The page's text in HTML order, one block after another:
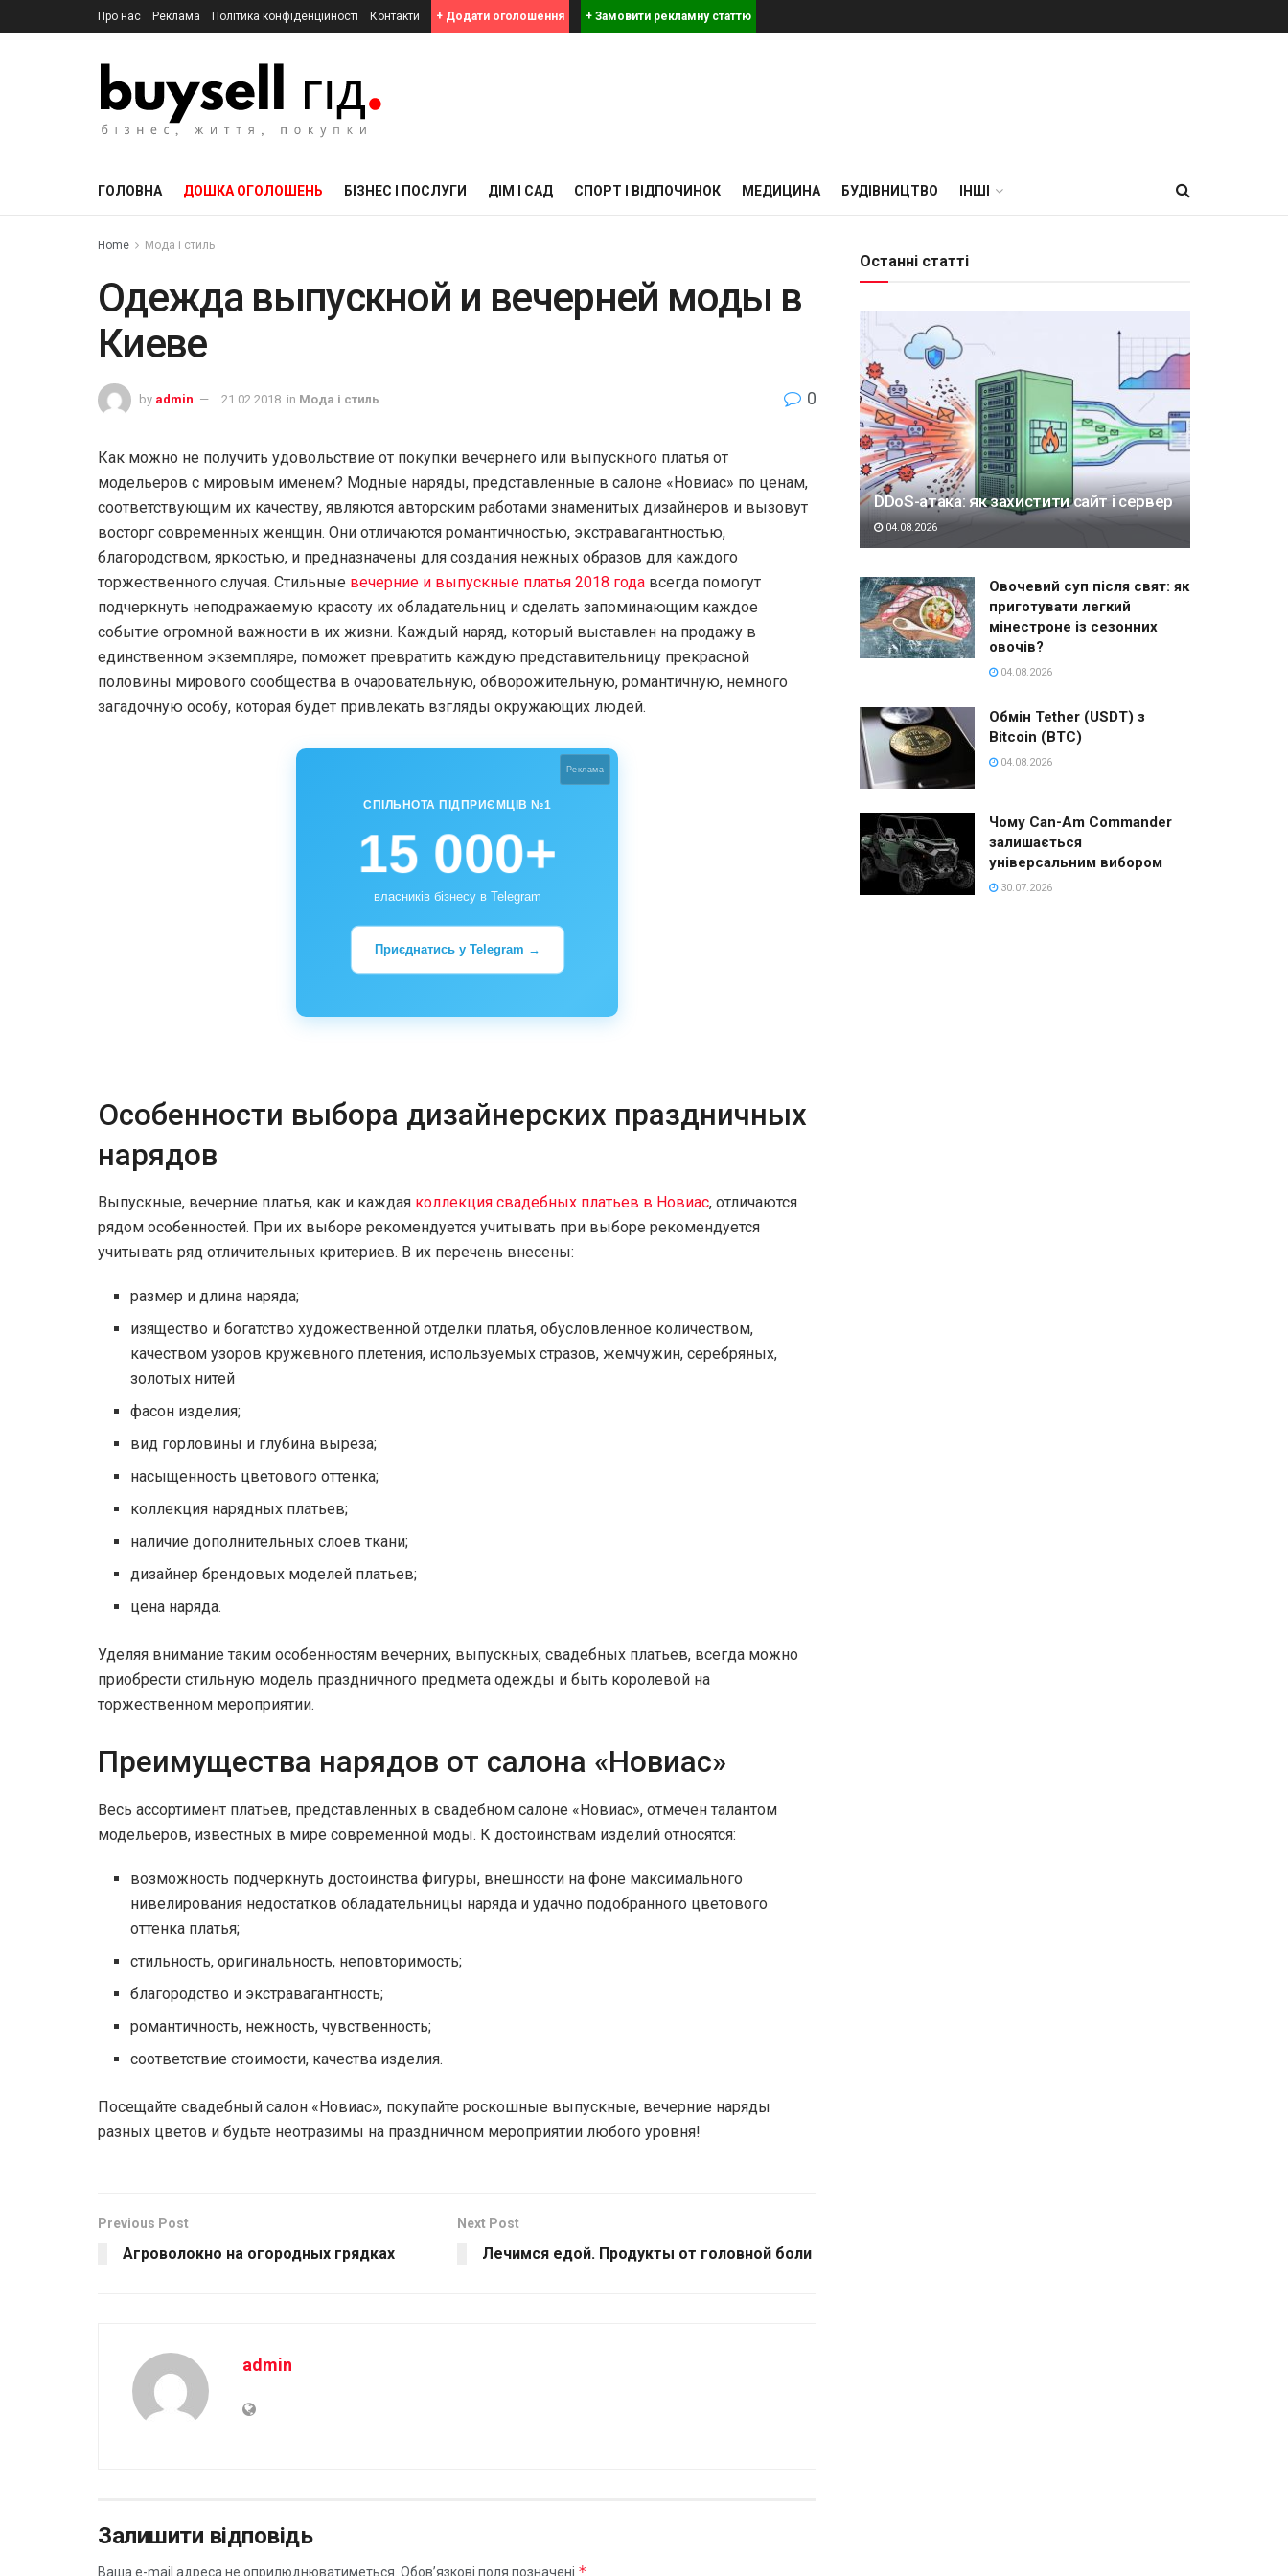
Про нас Реклама Політика конфіденційності Контакти + Додати оголошення + Замовити рекламну статтю
ГОЛОВНА ДОШКА ОГОЛОШЕНЬ БІЗНЕС І ПОСЛУГИ ДІМ І САД СПОРТ І ВІДПОЧИНОК МЕДИЦИНА БУДІВНИЦТВО ІНШІ
Home Мода і стиль
Одежда выпускной и вечерней моды в
Киеве
by admin 21.02.2018 in Мода і стиль 0
Как можно не получить удовольствие от покупки вечернего или выпускного платья от
модельеров с мировым именем? Модные наряды, представленные в салоне «Новиас» по ценам,
соответствующим их качеству, являются авторским работами знаменитых дизайнеров и вызовут
восторг современных женщин. Они отличаются романтичностью, экстравагантностью,
благородством, яркостью, и предназначены для создания нежных образов для каждого
торжественного случая. Стильные вечерние и выпускные платья 2018 года всегда помогут
подчеркнуть неподражаемую красоту их обладательниц и сделать запоминающим каждое
событие огромной важности в их жизни. Каждый наряд, который выставлен на продажу в
единственном экземпляре, поможет превратить каждую представительницу прекрасной
половины мирового сообщества в очаровательную, обворожительную, романтичную, немного
загадочную особу, которая будет привлекать взгляды окружающих людей.
Реклама
СПІЛЬНОТА ПІДПРИЄМЦІВ №1
15 000+
власників бізнесу в Telegram
Приєднатись у Telegram →
Особенности выбора дизайнерских праздничных
нарядов
Выпускные, вечерние платья, как и каждая коллекция свадебных платьев в Новиас, отличаются
рядом особенностей. При их выборе рекомендуется учитывать при выборе рекомендуется
учитывать ряд отличительных критериев. В их перечень внесены:
размер и длина наряда;
изящество и богатство художественной отделки платья, обусловленное количеством,
качеством узоров кружевного плетения, используемых стразов, жемчужин, серебряных,
золотых нитей
фасон изделия;
вид горловины и глубина выреза;
насыщенность цветового оттенка;
коллекция нарядных платьев;
наличие дополнительных слоев ткани;
дизайнер брендовых моделей платьев;
цена наряда.
Уделяя внимание таким особенностям вечерних, выпускных, свадебных платьев, всегда можно
приобрести стильную модель праздничного предмета одежды и быть королевой на
торжественном мероприятии.
Преимущества нарядов от салона «Новиас»
Весь ассортимент платьев, представленных в свадебном салоне «Новиас», отмечен талантом
модельеров, известных в мире современной моды. К достоинствам изделий относятся:
возможность подчеркнуть достоинства фигуры, внешности на фоне максимального
нивелирования недостатков обладательницы наряда и удачно подобранного цветового
оттенка платья;
стильность, оригинальность, неповторимость;
благородство и экстравагантность;
романтичность, нежность, чувственность;
соответствие стоимости, качества изделия.
Посещайте свадебный салон «Новиас», покупайте роскошные выпускные, вечерние наряды
разных цветов и будьте неотразимы на праздничном мероприятии любого уровня!
Previous Post
Агроволокно на огородных грядках
Next Post
Лечимся едой. Продукты от головной боли
admin
Залишити відповідь
Ваша e-mail адреса не оприлюднюватиметься. Обов’язкові поля позначені *
Останні статті
DDoS-атака: як захистити сайт і сервер
04.08.2026
Овочевий суп після свят: як
приготувати легкий
мінестроне із сезонних
овочів?
04.08.2026
Обмін Tether (USDT) з
Bitcoin (BTC)
04.08.2026
Чому Can-Am Commander
залишається
універсальним вибором
30.07.2026